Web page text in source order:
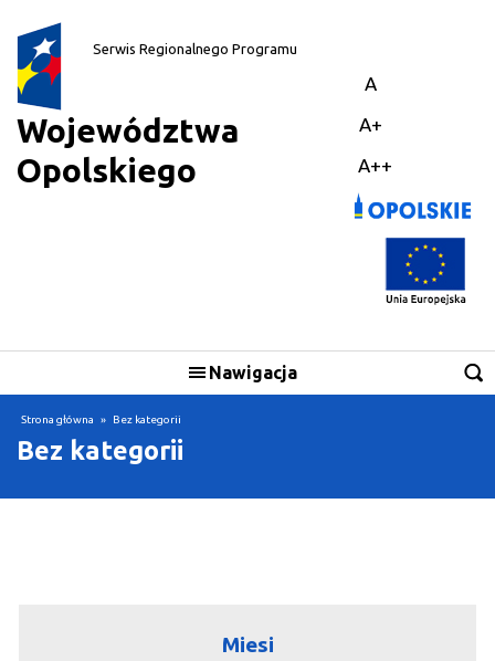
Serwis Regionalnego Programu
Województwa
Opolskiego
A
A+
A++
Nawigacja
Strona główna » Bez kategorii
Bez kategorii
Miesi